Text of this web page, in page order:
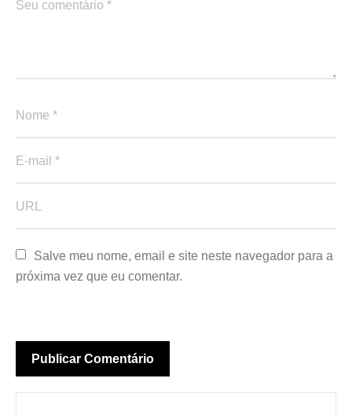
Salve meu nome, email e site neste navegador para a
próxima vez que eu comentar.